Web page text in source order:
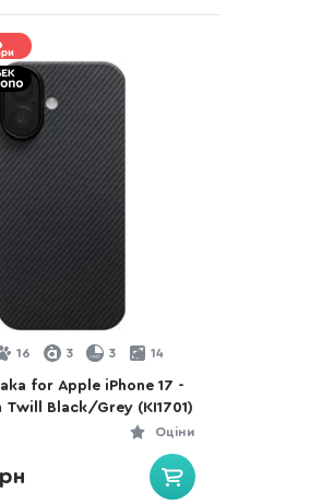
16 3 3 14
for Apple iPhone 17 -
Twill Black/Grey (KI1701)
Оціни